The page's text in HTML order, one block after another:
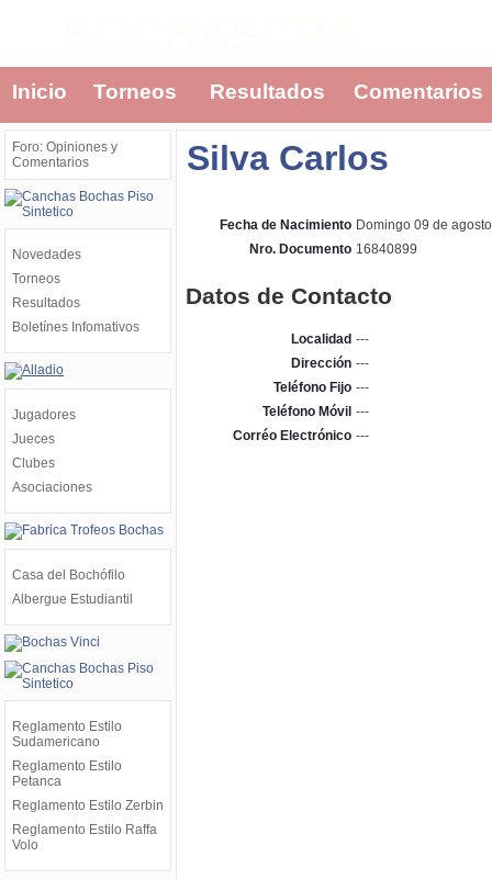
Inicio Torneos Resultados Comentarios
Foro: Opiniones y
Comentarios
Novedades
Torneos
Resultados
Boletínes Infomativos
Jugadores
Jueces
Clubes
Asociaciones
Casa del Bochófilo
Albergue Estudiantil
Reglamento Estilo
Sudamericano
Reglamento Estilo
Petanca
Reglamento Estilo Zerbin
Reglamento Estilo Raffa
Volo
Silva Carlos
Fecha de Nacimiento Domingo 09 de
Nro. Documento 16840899
Datos de Contacto
Localidad ---
Dirección ---
Teléfono Fijo ---
Teléfono Móvil ---
Corréo Electrónico ---